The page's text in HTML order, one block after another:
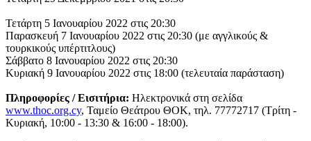
Τετάρτη 5 Ιανουαρίου 2022 στις 20:30
Παρασκευή 7 Ιανουαρίου 2022 στις 20:30 (με αγγλικούς &
τουρκικούς υπέρτιτλους)
Σάββατο 8 Ιανουαρίου 2022 στις 20:30
Κυριακή 9 Ιανουαρίου 2022 στις 18:00 (τελευταία παράσταση)
Πληροφορίες / Εισιτήρια: Ηλεκτρονικά στη σελίδα
www.thoc.org.cy, Ταμείο Θεάτρου ΘΟΚ, τηλ. 77772717 (Τρίτη -
Κυριακή, 10:00 - 13:30 & 16:00 - 18:00).